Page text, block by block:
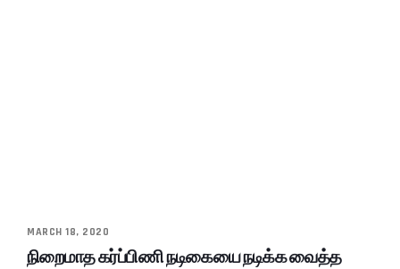
MARCH 18, 2020
நிறைமாத கர்ப்பிணி நடிகையை நடிக்க வைத்த